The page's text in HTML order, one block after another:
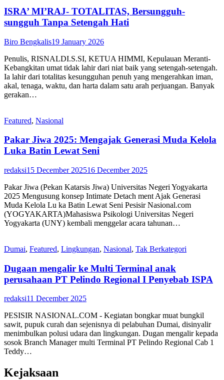
ISRA’ MI’RAJ- TOTALITAS, Bersungguh-
sungguh Tanpa Setengah Hati
Biro Bengkalis19 January 2026
Penulis, RISNALDI.S.SI, KETUA HIMMI, Kepulauan Meranti-
Kebangkitan umat tidak lahir dari niat baik yang setengah-setengah.
Ia lahir dari totalitas kesungguhan penuh yang mengerahkan iman,
akal, tenaga, waktu, dan harta dalam satu arah perjuangan. Banyak
gerakan…
Featured, Nasional
Pakar Jiwa 2025: Mengajak Generasi Muda Kelola
Luka Batin Lewat Seni
redaksi15 December 202516 December 2025
Pakar Jiwa (Pekan Katarsis Jiwa) Universitas Negeri Yogyakarta
2025 Mengusung konsep Intimate Detach ment Ajak Generasi
Muda Kelola Lu ka Batin Lewat Seni Pesisir Nasional.com
(YOGYAKARTA)Mahasiswa Psikologi Universitas Negeri
Yogyakarta (UNY) kembali menggelar acara tahunan…
Dumai, Featured, Lingkungan, Nasional, Tak Berkategori
Dugaan mengalir ke Multi Terminal anak
perusahaan PT Pelindo Regional I Penyebab ISPA
redaksi11 December 2025
PESISIR NASIONAL.COM - Kegiatan bongkar muat bungkil
sawit, pupuk curah dan sejenisnya di pelabuhan Dumai, disinyalir
menimbulkan polusi udara dan lingkungan. Dugan mengalir kepada
sosok Branch Manager multi Terminal PT Pelindo Regional Cab 1
Teddy…
Kejaksaan